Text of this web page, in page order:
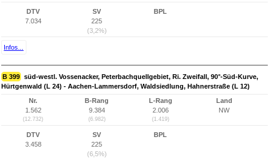
DTV
7.034
SV
225
(3,2%)
BPL
Infos...
B 399 süd-westl. Vossenacker, Peterbachquellgebiet, Ri. Zweifall, 90°-Süd-Kurve,
Hürtgenwald (L 24) - Aachen-Lammersdorf, Waldsiedlung, Hahnerstraße (L 12)
Nr.
1.562
(12.732)
B-Rang
9.384
(6.982)
L-Rang
2.006
(1.419)
Land
NW
DTV
3.458
SV
225
(6,5%)
BPL